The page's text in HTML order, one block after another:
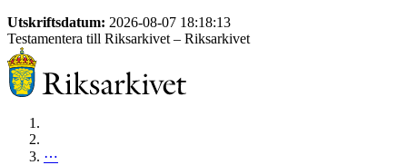
Utskriftsdatum: 2026-08-07 18:18:13
Testamentera till Riksarkivet – Riksarkivet
⋯